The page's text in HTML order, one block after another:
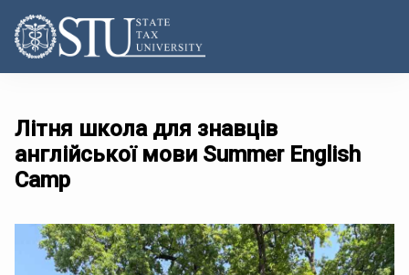
Літня школа для знавців
англійської мови Summer English
Camp